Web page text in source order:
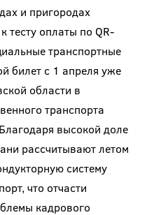
и пригородах
тесту оплаты по QR-
транспортные
билет с 1 апреля уже
области в
транспорта
высокой доле
рассчитывают летом
систему
что отчасти
кадрового